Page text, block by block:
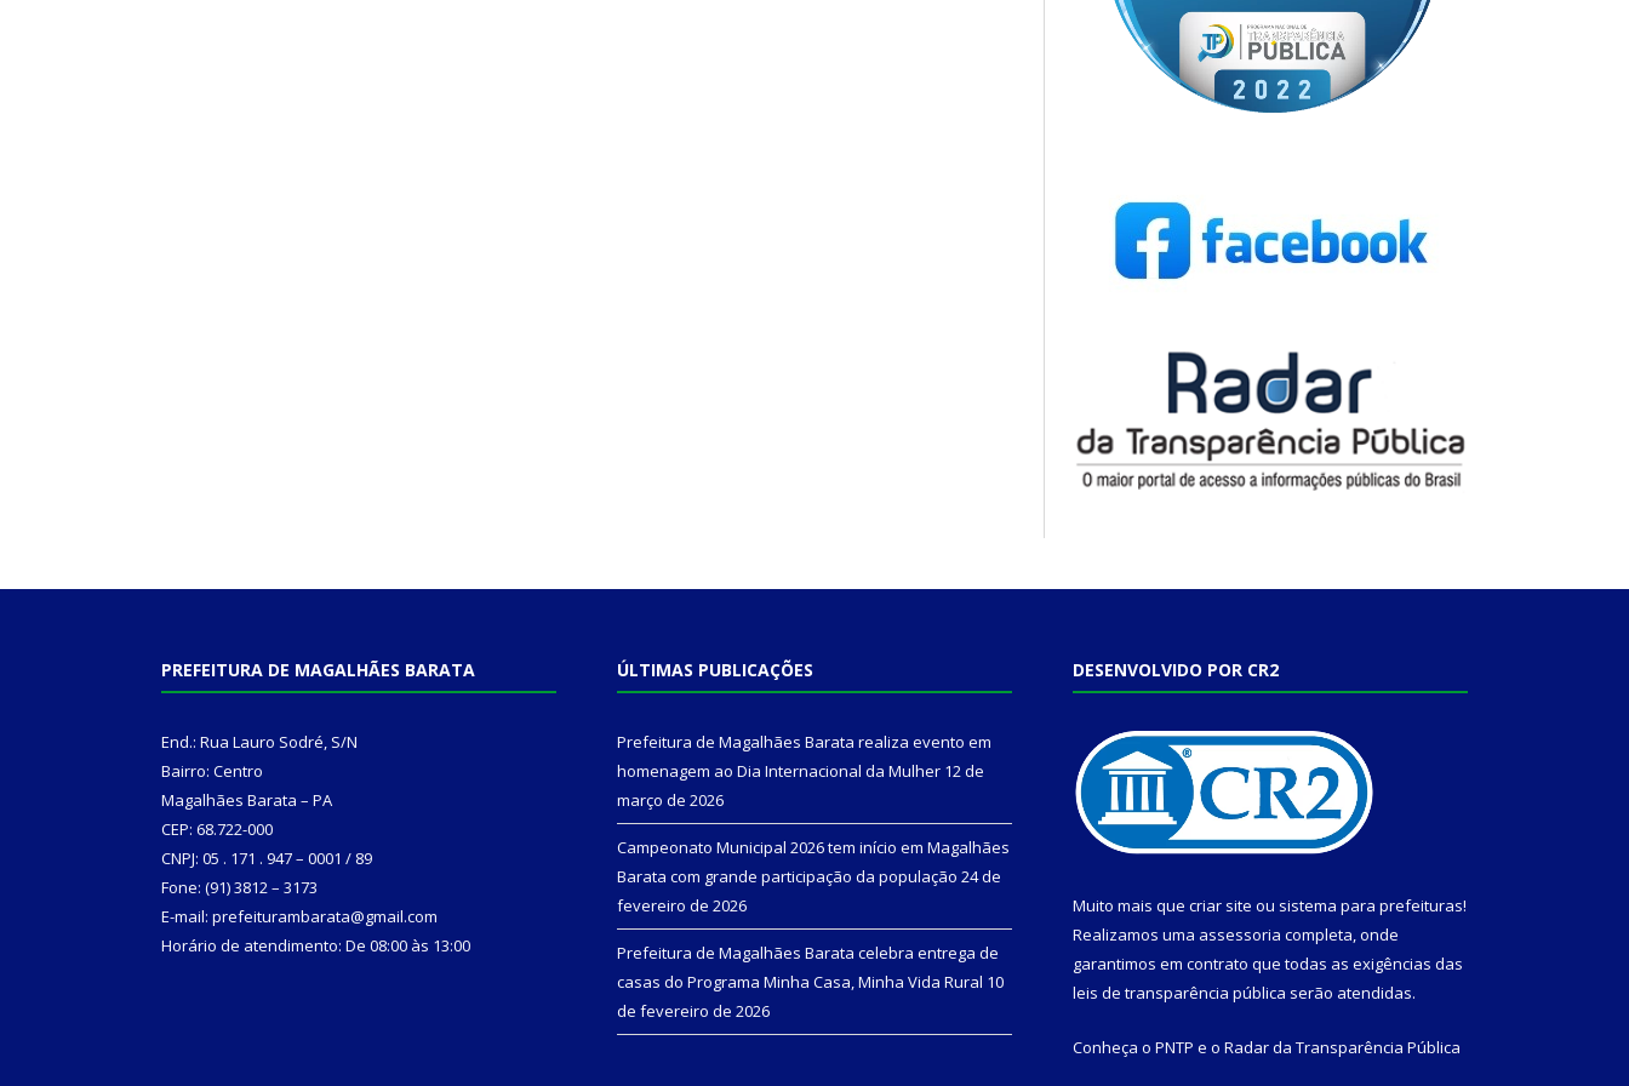
PREFEITURA DE MAGALHÃES BARATA
End.: Rua Lauro Sodré, S/N
Bairro: Centro
Magalhães Barata – PA
CEP: 68.722-000
CNPJ: 05 . 171 . 947 – 0001 / 89
Fone: (91) 3812 – 3173
E-mail: prefeiturambarata@gmail.com
Horário de atendimento: De 08:00 às 13:00
ÚLTIMAS PUBLICAÇÕES
Prefeitura de Magalhães Barata realiza evento em
homenagem ao Dia Internacional da Mulher 12 de
março de 2026
Campeonato Municipal 2026 tem início em Magalhães
Barata com grande participação da população 24 de
fevereiro de 2026
Prefeitura de Magalhães Barata celebra entrega de
casas do Programa Minha Casa, Minha Vida Rural 10
de fevereiro de 2026
DESENVOLVIDO POR CR2
Muito mais que criar site ou sistema para prefeituras!
Realizamos uma assessoria completa, onde
garantimos em contrato que todas as exigências das
leis de transparência pública serão atendidas.
Conheça o PNTP e o Radar da Transparência Pública